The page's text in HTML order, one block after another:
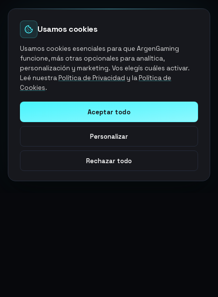
Usamos cookies
Usamos cookies esenciales para que ArgenGaming
funcione, más otras opcionales para analítica,
personalización y marketing. Vos elegís cuáles activar.
Leé nuestraPolítica de Privacidad y laPolítica de
Cookies.
Aceptar todo
Personalizar
Rechazar todo